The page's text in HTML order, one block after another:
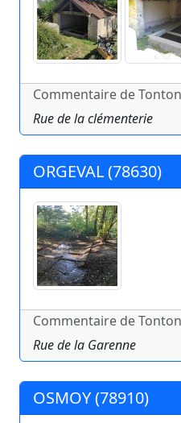
Commentaire de
Rue de la clémenterie
ORGEVAL (78630)
Commentaire de
Rue de la Garenne
OSMOY (78910)